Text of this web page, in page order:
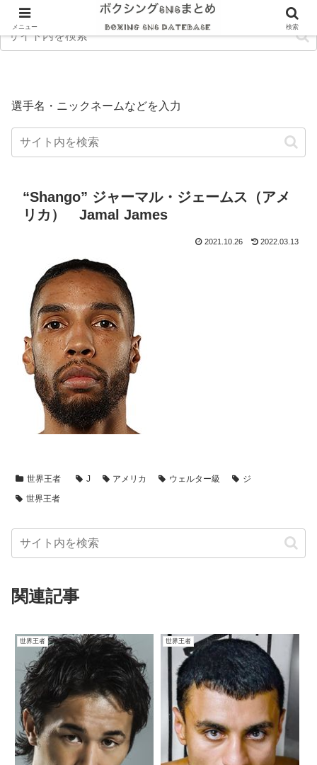
選手名・ニックネームなどを入力
“Shango” ジャーマル・ジェームス（アメ
リカ） Jamal James
2021.10.26 2022.03.13
世界王者 J アメリカ ウェルター級
ジ
世界王者
関連記事
世界王者 世界王者
メニュー 検索